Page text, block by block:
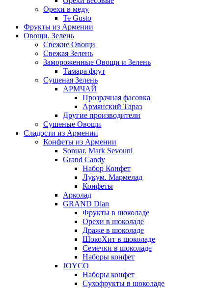
Орехи в меду
Te Gusto
Фрукты из Армении
Овощи. Зелень
Свежие Овощи
Свежая Зелень
Замороженные Овощи и Зелень
Тамара фрут
Сушеная Зелень
АРМЧАЙ
Прозрачная фасовка
Армянский Тараз
Другие производители
Сушеные Овощи
Сладости из Армении
Конфеты из Армении
Sonuar. Mark Sevouni
Grand Candy
Набор Конфет
Лукум. Мармелад
Конфеты
Арколад
GRAND Dian
Фрукты в шоколаде
Орехи в шоколаде
Драже в шоколаде
ШокоХит в шоколаде
Семечки в шоколаде
Наборы конфет
JOYCO
Наборы конфет
Сухофрукты в шоколаде